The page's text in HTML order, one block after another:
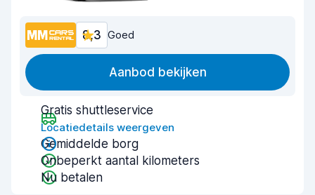
8,3 Goed
Aanbod bekijken
Gratis shuttleservice
Locatiedetails weergeven
Gemiddelde borg
Onbeperkt aantal kilometers
Nu betalen